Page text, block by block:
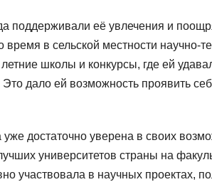
поддерживали её увлечения и
время в сельской местности
школы и конкурсы, где ей
дало ей возможность проявить
достаточно уверена в своих
университетов страны на
участвовала в научных проектах,